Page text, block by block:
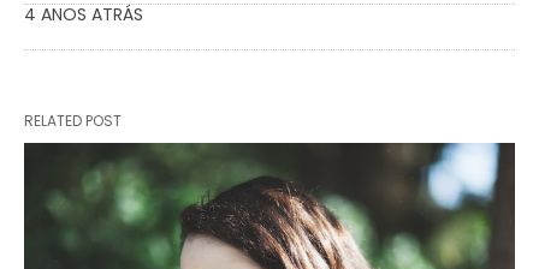
4 ANOS ATRÁS
RELATED POST